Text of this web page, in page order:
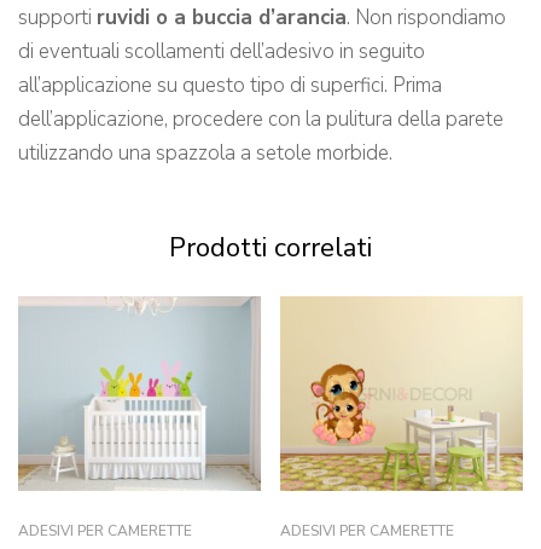
supporti ruvidi o a buccia d’arancia. Non rispondiamo
di eventuali scollamenti dell’adesivo in seguito
all’applicazione su questo tipo di superfici. Prima
dell’applicazione, procedere con la pulitura della parete
utilizzando una spazzola a setole morbide.
Prodotti correlati
ADESIVI PER CAMERETTE ADESIVI PER CAMERETTE